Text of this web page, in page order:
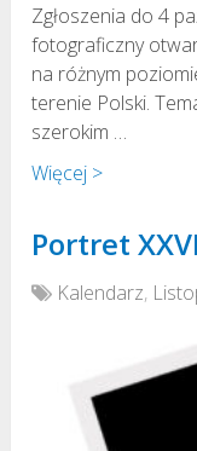
Zgłoszenia do 4
fotograficzny
na różnym
terenie Polski.
szerokim …
Więcej >
Portret
Kalendarz,